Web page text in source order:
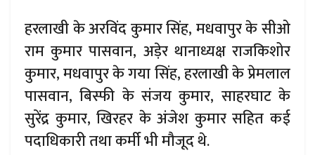
हरलाखी के अरविंद कुमार सिंह, मधवापुर के सीओ
राम कुमार पासवान, अड़ेर थानाध्यक्ष राजकिशोर
कुमार, मधवापुर के गया सिंह, हरलाखी के प्रेमलाल
पासवान, बिस्फी के संजय कुमार, साहरघाट के
सुरेंद्र कुमार, खिरहर के अंजेश कुमार सहित कई
पदाधिकारी तथा कर्मी भी मौजूद थे.